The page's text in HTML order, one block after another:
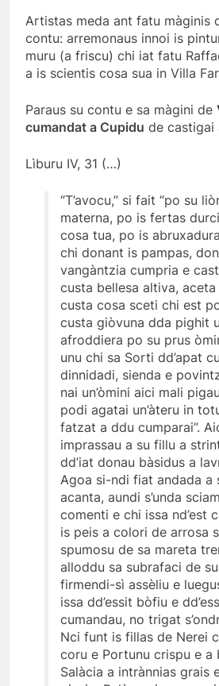
Artistas meda ant fatu màginis
contu: arremonaus innoi is
muru (a friscu) chi iat fatu
a is scientis cosa sua in Villa
Paraus su contu e sa màgini de
cumandat a Cupidu de castigai
Lìburu IV, 31 (…)
“T’avocu,” si fait “po su
materna, po is fertas
cosa tua, po is
chi donant is pampas,
vangàntzia cumpria e
custa bellesa altiva,
custa cosa sceti chi est
custa giòvuna dda pighit
afroddiera po su prus
unu chi sa Sorti dd’apat
dinnidadi, sienda e
nai un’òmini aici mali
podi agatai un’àteru in
fatzat a ddu cumparai”.
imprassau a su fillu a
dd’iat donau bàsidus a
Agoa si-ndi fiat andada a
acanta, aundi s’unda
comenti e chi issa nd’est
is peis a colori de arrosa
spumosu de sa mareta
alloddu sa subrafaci de
firmendi-sì assèliu e
issa dd’essit bòfiu e
cumandau, no trigat
Nci funt is fillas de Nerei
coru e Portunu crispu e a
Salàcia a intrànnias grais